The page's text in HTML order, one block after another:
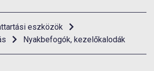
eszközök
Nyakbefogók, kezelőkalodák